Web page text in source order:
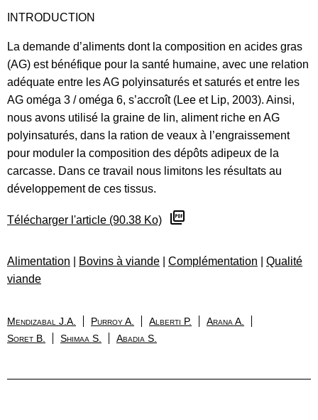
INTRODUCTION
La demande d’aliments dont la composition en acides gras
(AG) est bénéfique pour la santé humaine, avec une relation
adéquate entre les AG polyinsaturés et saturés et entre les
AG oméga 3 / oméga 6, s’accroît (Lee et Lip, 2003). Ainsi,
nous avons utilisé la graine de lin, aliment riche en AG
polyinsaturés, dans la ration de veaux à l’engraissement
pour moduler la composition des dépôts adipeux de la
carcasse. Dans ce travail nous limitons les résultats au
développement de ces tissus.
Télécharger l'article (90.38 Ko)
Alimentation Bovins à viande Complémentation
Qualité
viande
Mendizabal J.A. Purroy A. Alberti P.
Arana A.
Soret B.
Shimaa S. Abadia S.